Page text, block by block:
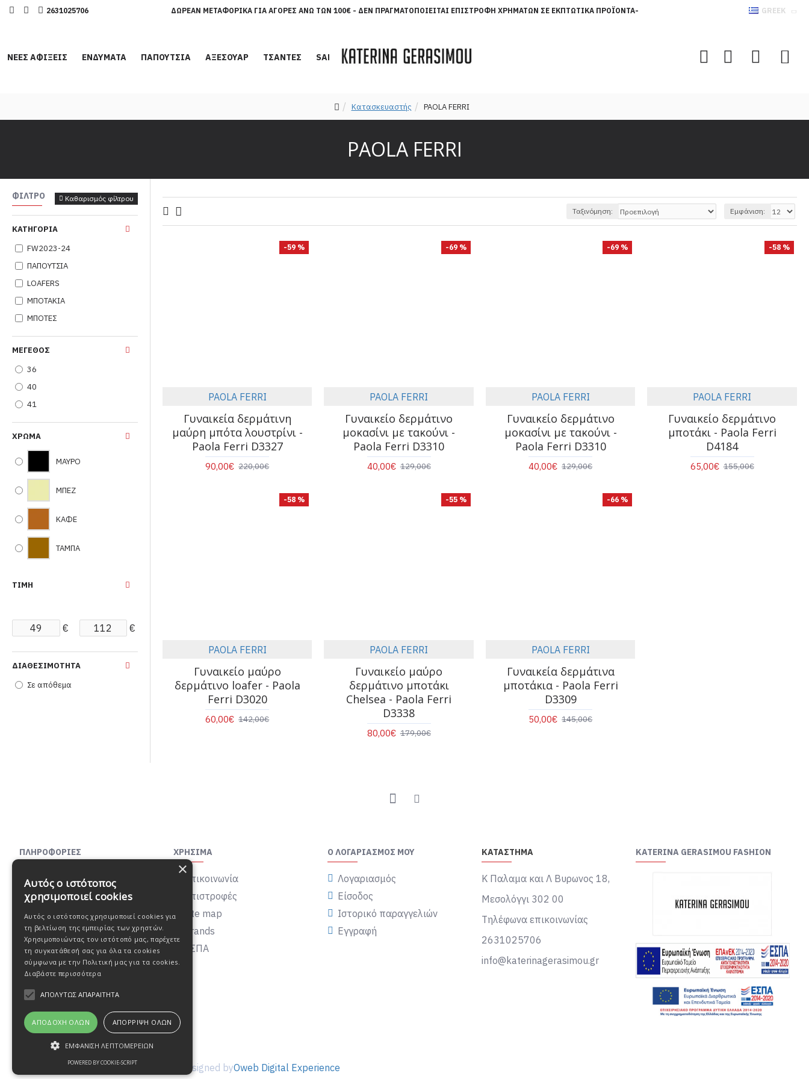
2631025706 ΔΩΡΕΆΝ ΜΕΤΑΦΟΡΙΚΆ ΓΙΑ ΑΓΟΡΈΣ ΆΝΩ ΤΩΝ 100€ - ΔΕΝ ΠΡΑΓΜΑΤΟΠΟΙΕΊΤΑΙ ΕΠΙΣΤΡΟΦΉ ΧΡΗΜΆΤΩΝ ΣΕ ΕΚΠΤΩΤΙΚΆ ΠΡΟΪΌΝΤΑ- GREEK
ΝΕΕΣ ΑΦΙΞΕΙΣ ΕΝΔΥΜΑΤΑ ΠΑΠΟΥΤΣΙΑ ΑΞΕΣΟΥΑΡ ΤΣΑΝΤΕΣ SALES
Κατασκευαστής PAOLA FERRI
PAOLA FERRI
ΦΊΛΤΡΟ Καθαρισμός φίλτρου
ΤΙΜΉ
€ €
ΚΑΤΗΓΟΡΊΑ
FW2023-24
ΠΑΠΟΥΤΣΙΑ
LOAFERS
ΜΠΟΤΑΚΙΑ
ΜΠΟΤΕΣ
ΧΡΏΜΑ
ΜΑΥΡΟ
ΜΠΕΖ
ΚΑΦΕ
ΤΑΜΠΑ
ΜΈΓΕΘΟΣ
36
40
41
ΔΙΑΘΕΣΙΜΌΤΗΤΑ
Σε απόθεμα
Ταξινόμηση: Εμφάνιση:
-59 %
PAOLA FERRI
Γυναικεία δερμάτινη
μαύρη μπότα λουστρίνι -
Paola Ferri D3327
90,00€ 220,00€
-69 %
PAOLA FERRI
Γυναικείο δερμάτινο
μοκασίνι με τακούνι -
Paola Ferri D3310
40,00€ 129,00€
-69 %
PAOLA FERRI
Γυναικείο δερμάτινο
μοκασίνι με τακούνι -
Paola Ferri D3310
40,00€ 129,00€
-58 %
PAOLA FERRI
Γυναικείο δερμάτινο
μποτάκι - Paola Ferri
D4184
65,00€ 155,00€
-58 %
PAOLA FERRI
Γυναικείο μαύρο
δερμάτινο loafer - Paola
Ferri D3020
60,00€ 142,00€
-55 %
PAOLA FERRI
Γυναικείο μαύρο
δερμάτινο μποτάκι
Chelsea - Paola Ferri
D3338
80,00€ 179,00€
-66 %
PAOLA FERRI
Γυναικεία δερμάτινα
μποτάκια - Paola Ferri
D3309
50,00€ 145,00€
ΠΛΗΡΟΦΟΡΊΕΣ
Σχετικά με εμάς
Τρόποι αποστολής
Τρόποι πληρωμής
Επιστροφές προϊόντων
Πολιτική απορρήτου
Όροι χρήσης
ΧΡΉΣΙΜΑ
Επικοινωνία
Επιστροφές
Site map
Brands
ΕΣΠΑ
Ο ΛΟΓΑΡΙΑΣΜΌΣ ΜΟΥ
Λογαριασμός
Είσοδος
Ιστορικό παραγγελιών
Εγγραφή
ΚΑΤΑΣΤΗΜΑ
Κ Παλαμα και Λ Βυρωνος 18,
Μεσολόγγι 302 00
Τηλέφωνα επικοινωνίας
2631025706
info@katerinagerasimou.gr
KATERINA GERASIMOU FASHION
© 2021, Katerina Gerasimou fashion Designed byOweb Digital Experience
×
Αυτός ο ιστότοπος
χρησιμοποιεί cookies
Αυτός ο ιστότοπος χρησιμοποιεί cookies για
τη βελτίωση της εμπειρίας των χρηστών.
Χρησιμοποιώντας τον ιστότοπό μας, παρέχετε
τη συγκατάθεσή σας για όλα τα cookies
σύμφωνα με την Πολιτική μας για τα cookies.
Διαβάστε περισσότερα
ΑΠΟΛΎΤΩΣ ΑΠΑΡΑΊΤΗΤΑ
ΑΠΟΔΟΧΉ ΌΛΩΝ ΑΠΌΡΡΙΨΗ ΌΛΩΝ
ΕΜΦΆΝΙΣΗ ΛΕΠΤΟΜΕΡΕΙΏΝ
POWERED BY COOKIE-SCRIPT